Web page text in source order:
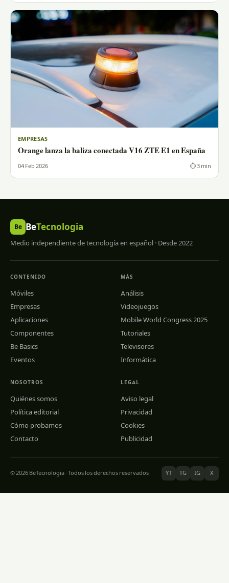
EMPRESAS
Orange lanza la baliza conectada V16 ZTE E1 en España
04 Feb 2026 ⏱ 3 min
Be BeTecnologia
Medio independiente de tecnología en español · Desde 2022
CONTENIDO
Móviles
Empresas
Aplicaciones
Componentes
Be Basics
Eventos
MÁS
Análisis
Videojuegos
Mobile World Congress 2025
Tutoriales
Televisores
Informática
NOSOTROS
Quiénes somos
Política editorial
Cómo probamos
Contacto
LEGAL
Aviso legal
Privacidad
Cookies
Publicidad
© 2026 BeTecnologia · Todos los derechos reservados YT TG IG X